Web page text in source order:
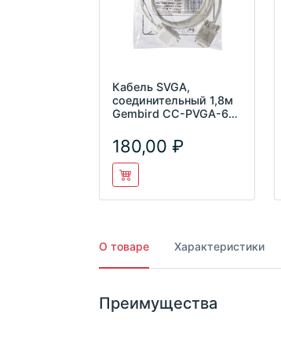
Кабель SVGA,
соединительный 1,8м
Gembird CC-PVGA-6
180,00
О товаре Характеристики
Преимущества